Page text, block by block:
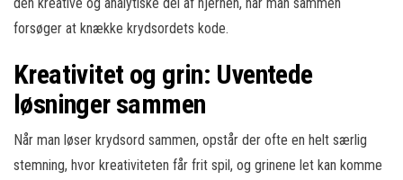
forsøger at knække krydsordets kode.
Kreativitet og grin: Uventede
løsninger sammen
Når man løser krydsord sammen, opstår der ofte en helt særlig
stemning, hvor kreativiteten får frit spil, og grinene let kan komme